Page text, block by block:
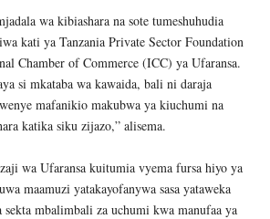
wa kibiashara na sote tumeshuhudia
kati ya Tanzania Private Sector Foundation
Chamber of Commerce (ICC) ya Ufaransa.
si mkataba wa kawaida, bali ni daraja
mafanikio makubwa ya kiuchumi na
katika siku zijazo,” alisema.
wa Ufaransa kuitumia vyema fursa hiyo ya
maamuzi yatakayofanywa sasa yataweka
mbalimbali za uchumi kwa manufaa ya